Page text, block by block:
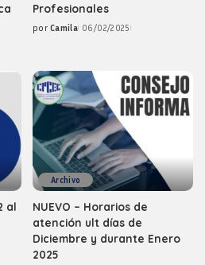
Profesionales
Posted
por Camila 06/02/2025
al
Archivo
NUEVO – Horarios de
atención ult días de
Diciembre y durante Enero
2025